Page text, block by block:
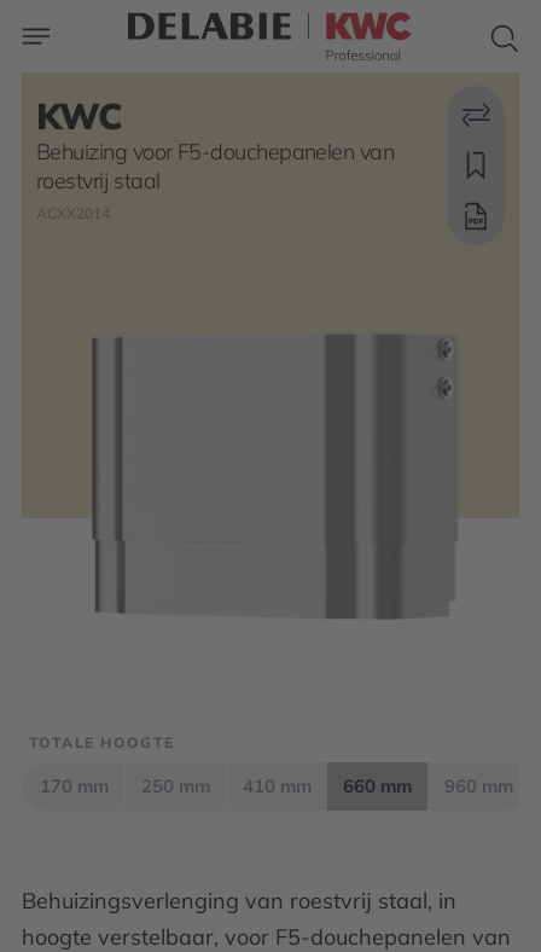
KWC
Behuizing voor F5-douchepanelen van
roestvrij staal
ACXX2014
Behuizingsverlenging van roestvrij staal, in
hoogte verstelbaar, voor F5-douchepanelen van
TOTALE HOOGTE
170 mm 250 mm 410 mm 660 mm 960 mm